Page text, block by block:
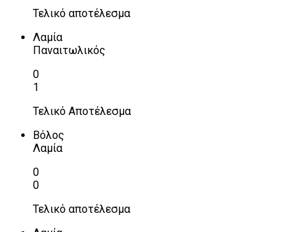
Τελικό αποτέλεσμα
Λαμία
Παναιτωλικός
0
1
Τελικό Αποτέλεσμα
Βόλος
Λαμία
0
0
Τελικό αποτέλεσμα